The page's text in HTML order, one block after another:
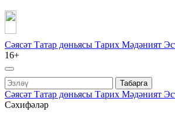
Сәясәт Татар дөньясы Тарих Мәдәният
16+
Табарга
Сәясәт Татар дөньясы Тарих Мәдәният
Сәхифәләр